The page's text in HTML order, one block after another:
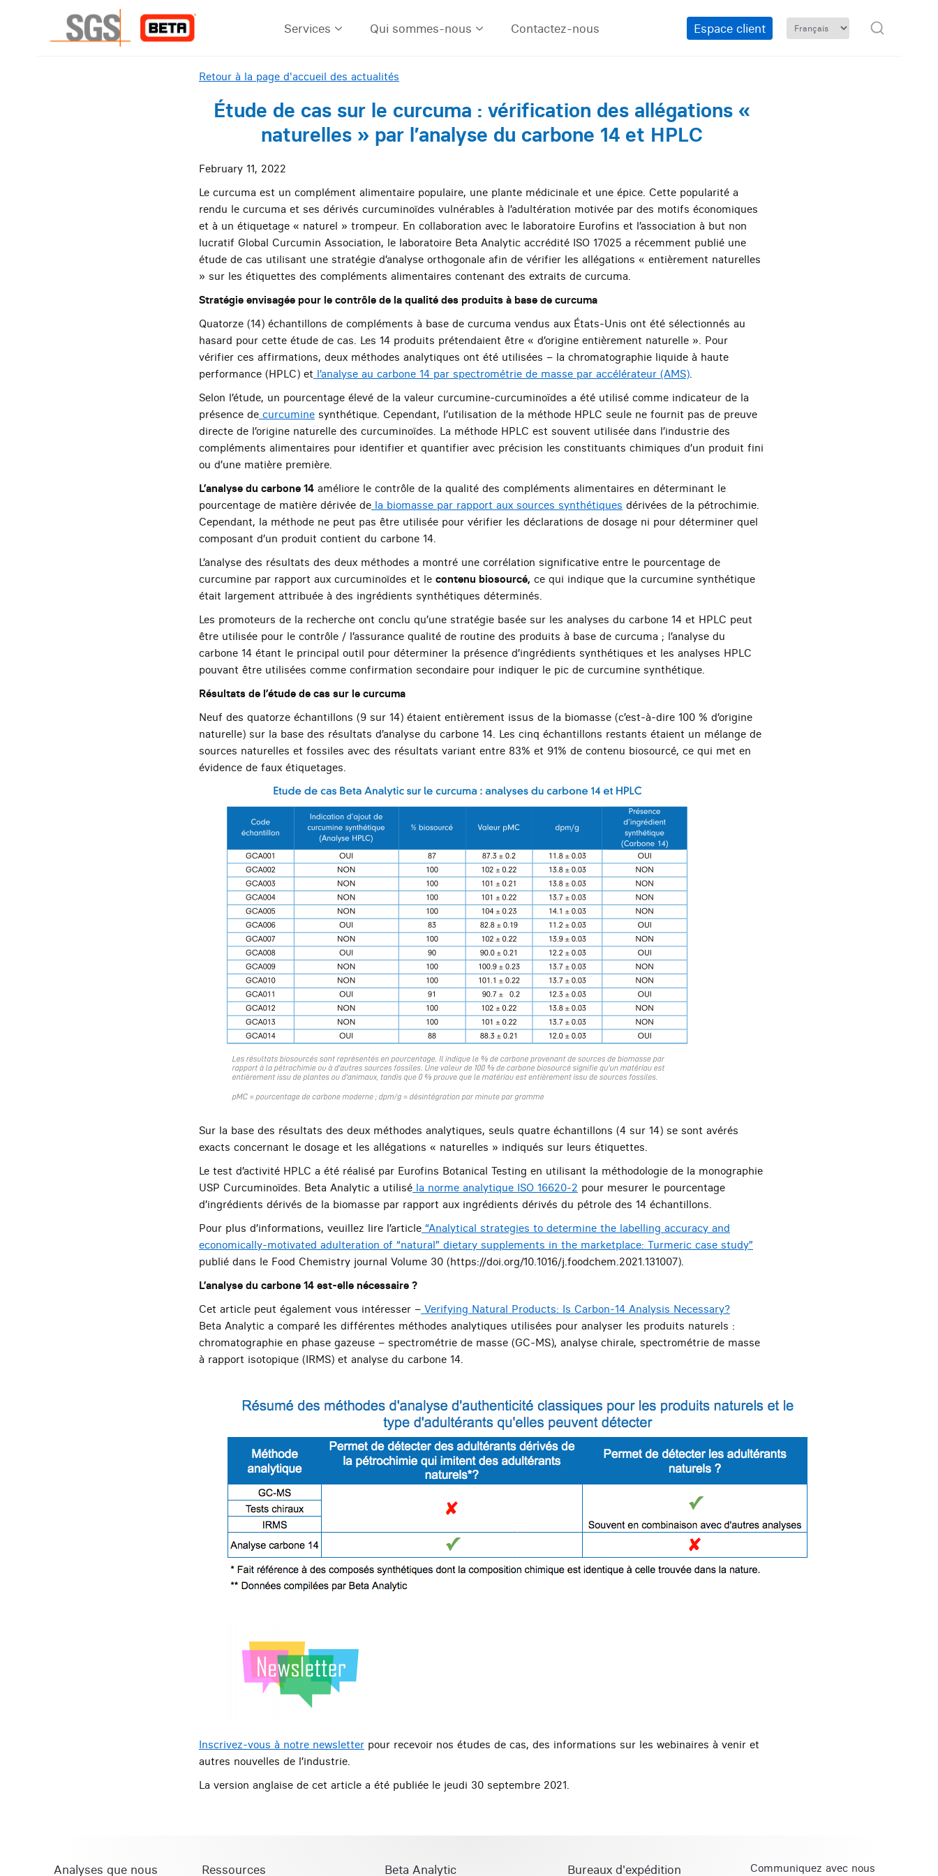
Services Qui sommes-nous Contactez-nous Espace client
Retour à la page d'accueil des actualités
Étude de cas sur le curcuma : vérification des allégations «
naturelles » par l’analyse du carbone 14 et HPLC
February 11, 2022
Le curcuma est un complément alimentaire populaire, une plante médicinale et une épice. Cette popularité a
rendu le curcuma et ses dérivés curcuminoïdes vulnérables à l’adultération motivée par des motifs économiques
et à un étiquetage « naturel » trompeur. En collaboration avec le laboratoire Eurofins et l’association à but non
lucratif Global Curcumin Association, le laboratoire Beta Analytic accrédité ISO 17025 a récemment publié une
étude de cas utilisant une stratégie d’analyse orthogonale afin de vérifier les allégations « entièrement naturelles
» sur les étiquettes des compléments alimentaires contenant des extraits de curcuma.
Stratégie envisagée pour le contrôle de la qualité des produits à base de curcuma
Quatorze (14) échantillons de compléments à base de curcuma vendus aux États-Unis ont été sélectionnés au
hasard pour cette étude de cas. Les 14 produits prétendaient être « d’origine entièrement naturelle ». Pour
vérifier ces affirmations, deux méthodes analytiques ont été utilisées – la chromatographie liquide à haute
performance (HPLC) et l’analyse au carbone 14 par spectrométrie de masse par accélérateur (AMS)
Selon l’étude, un pourcentage élevé de la valeur curcumine-curcuminoïdes a été utilisé comme indicateur de la
présence de curcumine synthétique. Cependant, l’utilisation de la méthode HPLC seule ne fournit pas de preuve
directe de l’origine naturelle des curcuminoïdes. La méthode HPLC est souvent utilisée dans l’industrie des
compléments alimentaires pour identifier et quantifier avec précision les constituants chimiques d’un produit fini
ou d’une matière première.
L’analyse du carbone 14 améliore le contrôle de la qualité des compléments alimentaires en déterminant le
pourcentage de matière dérivée de la biomasse par rapport aux sources synthétiques dérivées de la pétrochimie.
Cependant, la méthode ne peut pas être utilisée pour vérifier les déclarations de dosage ni pour déterminer quel
composant d’un produit contient du carbone 14.
L’analyse des résultats des deux méthodes a montré une corrélation significative entre le pourcentage de
curcumine par rapport aux curcuminoïdes et le contenu biosourcé, ce qui indique que la curcumine synthétique
était largement attribuée à des ingrédients synthétiques déterminés.
Les promoteurs de la recherche ont conclu qu’une stratégie basée sur les analyses du carbone 14 et HPLC peut
être utilisée pour le contrôle / l’assurance qualité de routine des produits à base de curcuma ; l’analyse du
carbone 14 étant le principal outil pour déterminer la présence d’ingrédients synthétiques et les analyses HPLC
pouvant être utilisées comme confirmation secondaire pour indiquer le pic de curcumine synthétique.
Résultats de l’étude de cas sur le curcuma
Neuf des quatorze échantillons (9 sur 14) étaient entièrement issus de la biomasse (c’est-à-dire 100 % d’origine
naturelle) sur la base des résultats d’analyse du carbone 14. Les cinq échantillons restants étaient un mélange de
sources naturelles et fossiles avec des résultats variant entre 83% et 91% de contenu biosourcé, ce qui met en
évidence de faux étiquetages.
Sur la base des résultats des deux méthodes analytiques, seuls quatre échantillons (4 sur 14) se sont avérés
exacts concernant le dosage et les allégations « naturelles » indiqués sur leurs étiquettes.
Le test d’activité HPLC a été réalisé par Eurofins Botanical Testing en utilisant la méthodologie de la monographie
USP Curcuminoïdes. Beta Analytic a utilisé la norme analytique ISO 16620-2 pour mesurer le pourcentage
d’ingrédients dérivés de la biomasse par rapport aux ingrédients dérivés du pétrole des 14 échantillons.
Pour plus d’informations, veuillez lire l’article “Analytical strategies to determine the labelling accuracy and
economically-motivated adulteration of “natural” dietary supplements in the marketplace: Turmeric case study”
publié dans le Food Chemistry journal Volume 30 (https://doi.org/10.1016/j.foodchem.2021.131007).
L’analyse du carbone 14 est-elle nécessaire ?
Cet article peut également vous intéresser – Verifying Natural Products: Is Carbon-14 Analysis Necessary?
Beta Analytic a comparé les différentes méthodes analytiques utilisées pour analyser les produits naturels :
chromatographie en phase gazeuse – spectrométrie de masse (GC-MS), analyse chirale, spectrométrie de masse
à rapport isotopique (IRMS) et analyse du carbone 14.
Inscrivez-vous à notre newsletter pour recevoir nos études de cas, des informations sur les webinaires à venir et
autres nouvelles de l’industrie.
La version anglaise de cet article a été publiée le jeudi 30 septembre 2021.
Analyses que nous Ressources Beta Analytic Bureaux d'expédition